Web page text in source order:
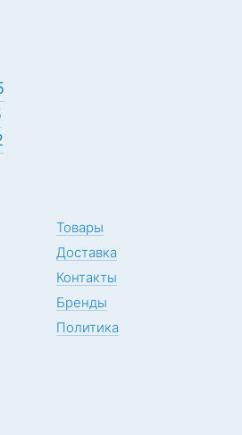
Товары
Доставка
Контакты
Бренды
Политика